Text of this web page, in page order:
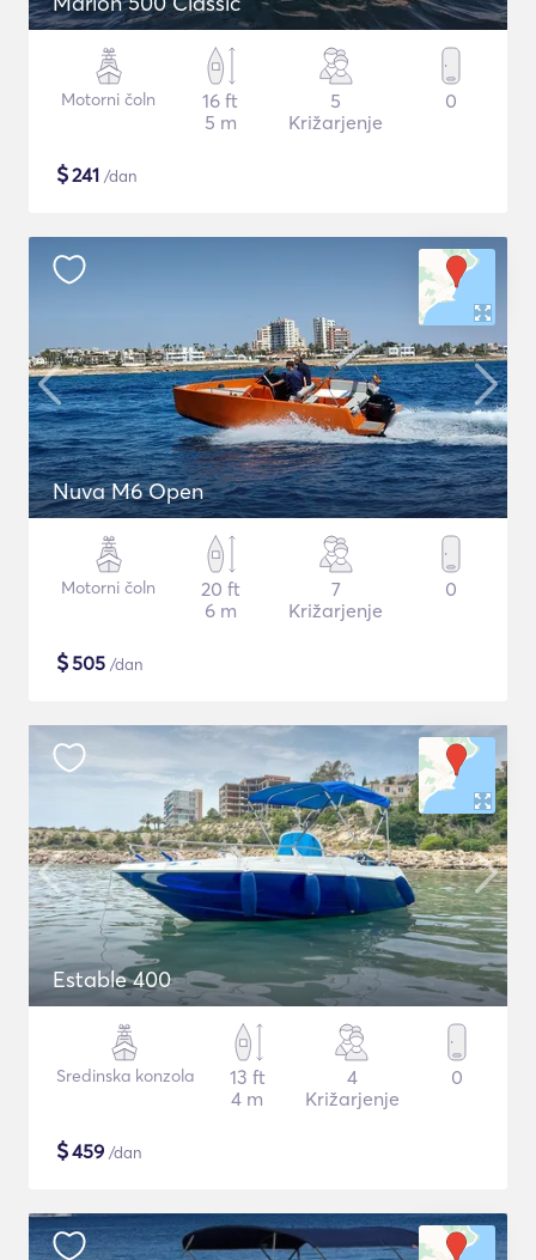
Motorni čoln
16 ft
5 m
5
Križarjenje
0
$241 /dan
Nuva M6 Open
Motorni čoln
20 ft
6 m
7
Križarjenje
0
$505 /dan
Estable 400
Sredinska konzola
13 ft
4 m
4
Križarjenje
0
$459 /dan